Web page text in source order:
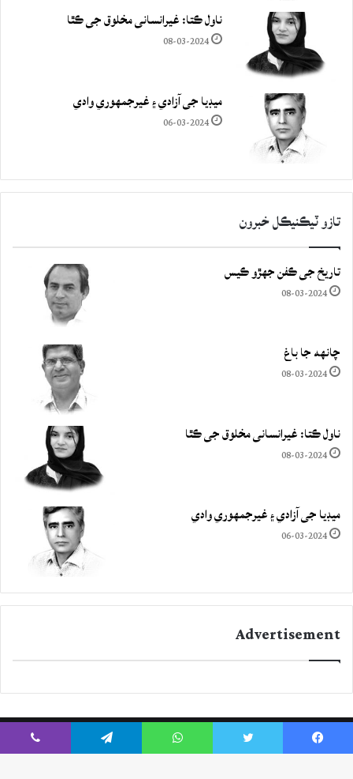
ناول ڪتا: غيرانساني مخلوق جي ڪٿا
08-03-2024
ميڊيا جي آزادي ۽ غيرجمھوري وادي
06-03-2024
تازو ٽيڪنيڪل خبرون
تاريخ جي ڪفن جھڙو ڪيس
08-03-2024
چانهه جا باغ
08-03-2024
ناول ڪتا: غيرانساني مخلوق جي ڪٿا
08-03-2024
ميڊيا جي آزادي ۽ غيرجمھوري وادي
06-03-2024
Advertisement
Facebook
Twitter
YouTube
Instagram Facebook
Twitter
WhatsApp
Telegram
Viber